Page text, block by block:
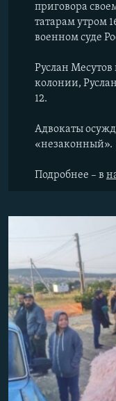
приговора
татарам утром
военном суде
Руслан Месутов
колонии,
12.
Адвокаты
«незаконный».
Подробнее – в